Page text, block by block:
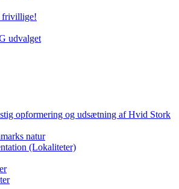
frivillige!
udvalget
opformering og udsætning af Hvid Stork
natur
(Lokaliteter)